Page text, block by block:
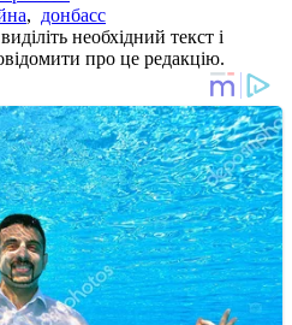
, донбасс
необхідний текст і
про це редакцію.